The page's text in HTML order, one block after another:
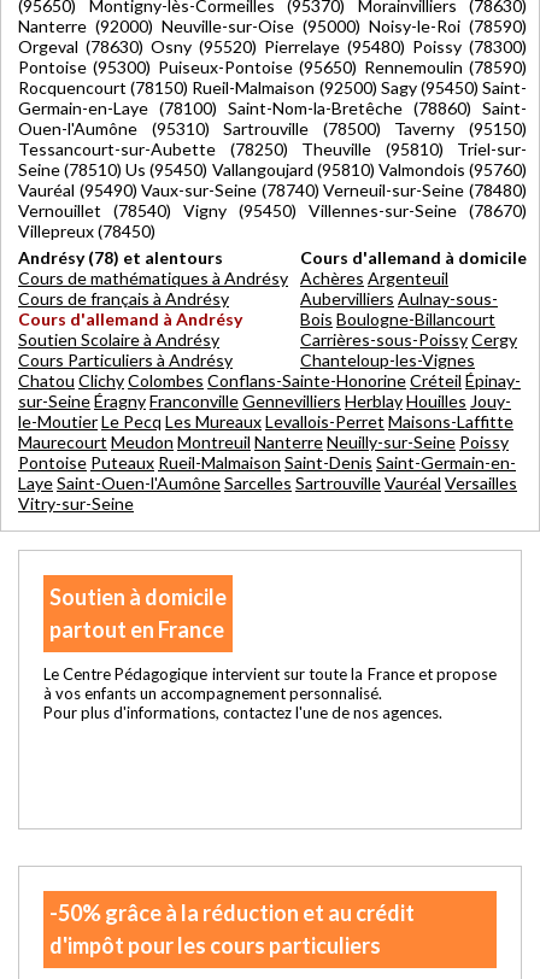
(95650) Montigny-lès-Cormeilles (95370) Morainvilliers (78630)
Nanterre (92000) Neuville-sur-Oise (95000) Noisy-le-Roi (78590)
Orgeval (78630) Osny (95520) Pierrelaye (95480) Poissy (78300)
Pontoise (95300) Puiseux-Pontoise (95650) Rennemoulin (78590)
Rocquencourt (78150) Rueil-Malmaison (92500) Sagy (95450) Saint-
Germain-en-Laye (78100) Saint-Nom-la-Bretêche (78860) Saint-
Ouen-l'Aumône (95310) Sartrouville (78500) Taverny (95150)
Tessancourt-sur-Aubette (78250) Theuville (95810) Triel-sur-
Seine (78510) Us (95450) Vallangoujard (95810) Valmondois (95760)
Vauréal (95490) Vaux-sur-Seine (78740) Verneuil-sur-Seine (78480)
Vernouillet (78540) Vigny (95450) Villennes-sur-Seine (78670)
Villepreux (78450)
Andrésy (78) et alentours
Cours de mathématiques à Andrésy
Cours de français à Andrésy
Cours d'allemand à Andrésy
Soutien Scolaire à Andrésy
Cours Particuliers à Andrésy
Cours d'allemand à domicile
Achères Argenteuil
Aubervilliers Aulnay-sous-
Bois Boulogne-Billancourt
Carrières-sous-PoissyCergy
Chanteloup-les-Vignes
Chatou ClichyColombes Conflans-Sainte-HonorineCréteil Épinay-
sur-SeineÉragnyFranconvilleGennevilliers HerblayHouilles Jouy-
le-MoutierLe Pecq Les MureauxLevallois-Perret Maisons-Laffitte
Maurecourt Meudon Montreuil NanterreNeuilly-sur-Seine Poissy
Pontoise Puteaux Rueil-Malmaison Saint-Denis Saint-Germain-en-
LayeSaint-Ouen-l'AumôneSarcelles SartrouvilleVauréal Versailles
Vitry-sur-Seine
Soutien à domicile
partout en France
Le Centre Pédagogique intervient sur toute la France et propose
à vos enfants un accompagnement personnalisé.
Pour plus d'informations, contactez l'une de nos agences.
-50% grâce à la réduction et au crédit
d'impôt pour les cours particuliers